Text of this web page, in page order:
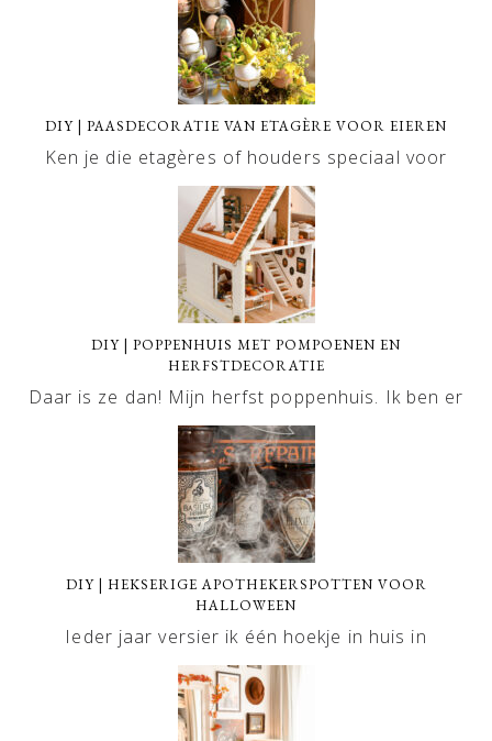
DIY | PAASDECORATIE VAN ETAGÈRE VOOR EIEREN
Ken je die etagères of houders speciaal voor
DIY | POPPENHUIS MET POMPOENEN EN
HERFSTDECORATIE
Daar is ze dan! Mijn herfst poppenhuis. Ik ben er
DIY | HEKSERIGE APOTHEKERSPOTTEN VOOR
HALLOWEEN
Ieder jaar versier ik één hoekje in huis in